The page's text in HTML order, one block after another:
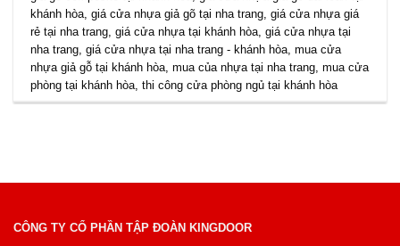
khánh hòa ,giá cửa nhựa giả gõ tại nha trang ,giá cửa nhựa giá
rẻ tại nha trang ,giá cửa nhựa tại khánh hòa ,giá cửa nhựa tại
nha trang ,giá cửa nhựa tại nha trang - khánh hòa ,mua cửa
nhựa giả gỗ tại khánh hòa ,mua của nhựa tại nha trang ,mua cửa
phòng tại khánh hòa ,thi công cửa phòng ngủ tại khánh hòa
CÔNG TY CỔ PHẦN TẬP ĐOÀN KINGDOOR